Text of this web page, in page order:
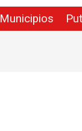
Municipios